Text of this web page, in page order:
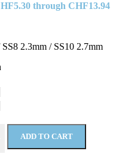
through CHF13.94
2.3mm / SS10 2.7mm
ADD TO CART